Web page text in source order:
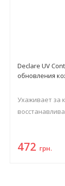
Declare UV
обновления
Ухаживает за
472 грн.